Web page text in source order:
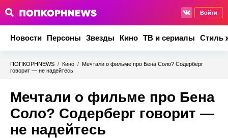
Войти
Новости Персоны Звезды Кино ТВ и сериалы Стиль
ПОПКОРНNEWS / Кино / Мечтали о фильме про Бена Соло? Содерберг
говорит — не надейтесь
Мечтали о фильме про Бена
Соло? Содерберг говорит —
не надейтесь